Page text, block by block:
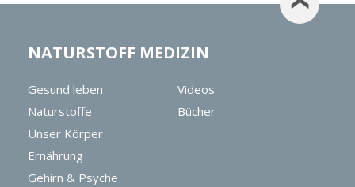
NATURSTOFF MEDIZIN
Gesund leben
Naturstoffe
Unser Körper
Ernährung
Gehirn & Psyche
Videos
Bücher